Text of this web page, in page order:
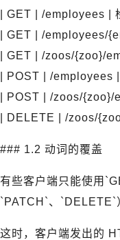
| GET | /employees |
| GET | /employees/
| GET | /zoos/{zoo}/
| POST | /employees
| POST | /zoos/
| DELETE | /zoos/
### 1.2 动词的覆盖
有些客户端只能使用
`PATCH`、`DELETE`
这时，客户端发出的